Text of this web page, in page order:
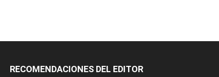
RECOMENDACIONES DEL EDITOR